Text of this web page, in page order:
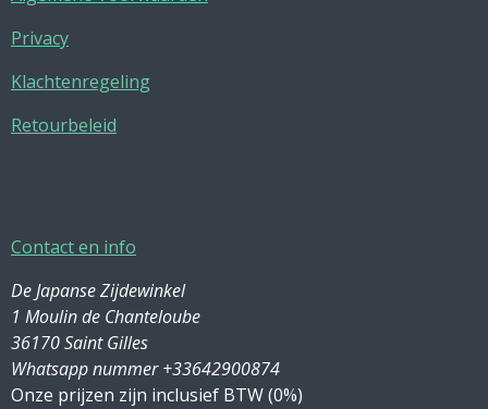
Privacy
Klachtenregeling
Retourbeleid
Contact en info
De Japanse Zijdewinkel
1 Moulin de Chanteloube
36170 Saint Gilles
Whatsapp nummer +33642900874
Onze prijzen zijn inclusief BTW (0%)